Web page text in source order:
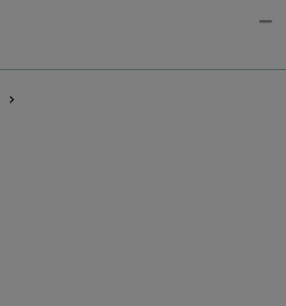
chevron_right